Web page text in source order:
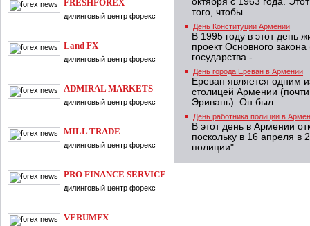
FRESHFOREX
дилинговый центр форекс
Land FX
дилинговый центр форекс
ADMIRAL MARKETS
дилинговый центр форекс
MILL TRADE
дилинговый центр форекс
PRO FINANCE SERVICE
дилинговый центр форекс
VERUMFX
того, чтобы...
День Конституции Армении
В 1995 году в этот день
проект Основного
государства -...
День города Ереван в Армении
Ереван является одним
столицей Армении
Эривань). Он был...
День работника полиции в
В этот день в Армении
поскольку в 16 апреля в
полиции".